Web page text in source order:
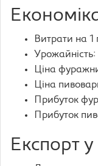
Витрати на
Ціна
Ціна
Прибуток
Прибуток
Експорт